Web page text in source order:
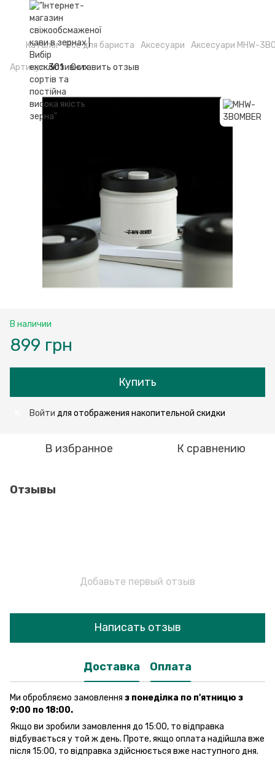
Каталог Все для бариста Аксесуари Аксесуари MHW-
Артикул:301 Оставить отзыв
В наличии
899 грн
Купить
Войти для отображения накопительной скидки
В избранное К сравнению
Отзывы
Добавьте первый отзыв
Написать отзыв
Доставка Оплата
Ми обробляємо замовлення з понеділка по п'ятницю з
9:00 по 18:00.
Якщо ви зробили замовлення до 15:00, то відправка
відбувається у той ж день. Проте, якщо оплата надійшла вже
після 15:00, то відправка здійснюється вже наступного дня.